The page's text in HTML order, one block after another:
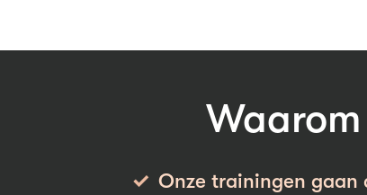
Onze trainingen gaan